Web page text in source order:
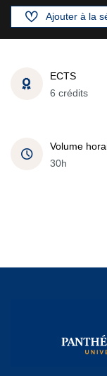
Ajouter à la
ECTS
6 crédits
Volume
30h